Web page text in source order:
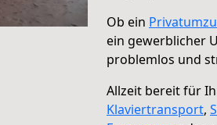
Ob ein
ein gewerblicher
problemlos und
Allzeit bereit für
Klaviertransport,